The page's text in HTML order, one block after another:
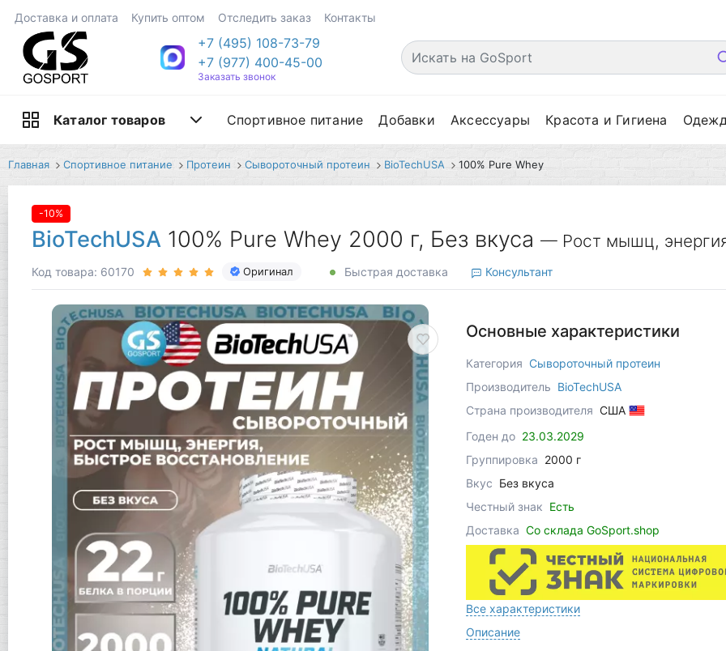
Доставка и оплата Купить оптом Отследить заказ Контакты
+7 (495) 108-73-79
+7 (977) 400-45-00
Заказать звонок
Каталог товаров Спортивное питание Добавки Аксессуары Красота и Гигиена
Главная Спортивное питание Протеин Сывороточный протеин BioTechUSA 100% Pure Whey
-10%
BioTechUSA 100% Pure Whey 2000 г, Без вкуса — Рост мышц,
Код товара: 60170 Оригинал Быстрая доставка Консультант
Основные характеристики
Категория Сывороточный протеин
Производитель BioTechUSA
Страна производителя США
Годен до 23.03.2029
Группировка 2000 г
Вкус Без вкуса
Честный знак Есть
Доставка Со склада GoSport.shop
Все характеристики
Описание